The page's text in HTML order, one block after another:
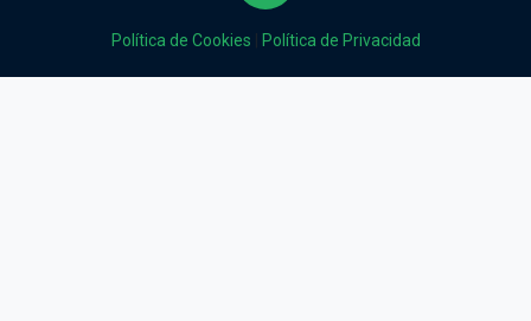
Política de Cookies Política de Privacidad